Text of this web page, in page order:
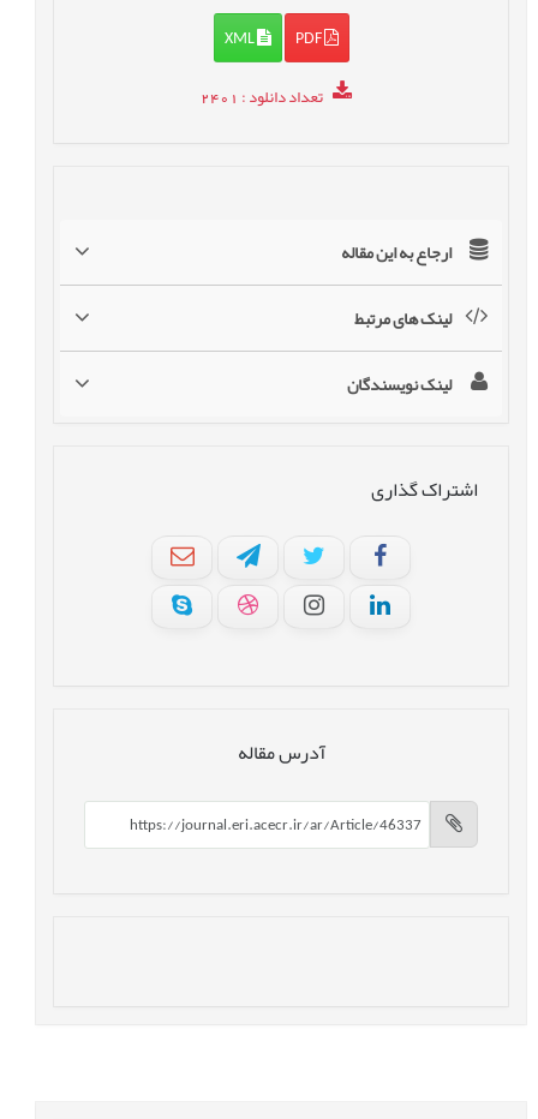
PDF
XML
تعداد دانلود: 2401
ارجاع به این مقاله
لینک های مرتبط
لینک نویسندگان
اشتراک گذاری
آدرس مقاله